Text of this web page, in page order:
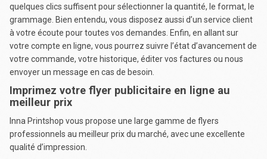
quelques clics suffisent pour sélectionner la quantité, le format, le
grammage. Bien entendu, vous disposez aussi d’un service client
à votre écoute pour toutes vos demandes. Enfin, en allant sur
votre compte en ligne, vous pourrez suivre l’état d’avancement de
votre commande, votre historique, éditer vos factures ou nous
envoyer un message en cas de besoin.
Imprimez votre flyer publicitaire en ligne au
meilleur prix
Inna Printshop vous propose une large gamme de flyers
professionnels au meilleur prix du marché, avec une excellente
qualité d’impression.